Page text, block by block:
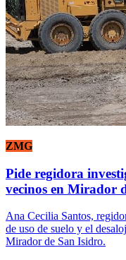
ZMG
Pide regidora
vecinos en Mirador
Ana Cecilia Santos,
de uso de suelo y el
Mirador de San Isidro.